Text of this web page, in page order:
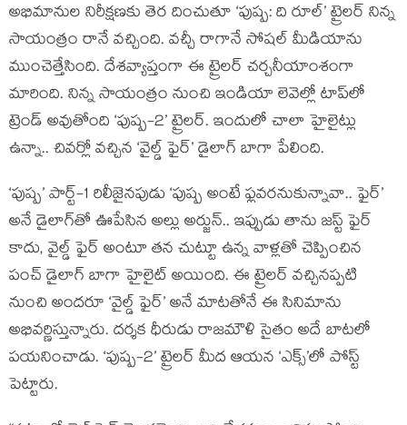
అభిమానుల నిరీక్షణకు తెర దించుతూ ‘పుష్ప: ది రూల్’ ట్రైలర్ నిన్న
సాయంత్రం రానే వచ్చింది. వచ్చీ రాగానే సోషల్ మీడియాను
ముంచెత్తేసింది. దేశవ్యాప్తంగా ఈ ట్రైలర్ చర్చనీయాంశంగా
మారింది. నిన్న సాయంత్రం నుంచి ఇండియా లెవెల్లో టాప్‌లో
ట్రెండ్ అవుతోంది ‘పుష్ప-2’ ట్రైలర్. ఇందులో చాలా హైలైట్లు
ఉన్నా.. చివర్లో వచ్చిన ‘వైల్డ్ ఫైర్’ డైలాగ్ బాగా పేలింది.
‘పుష్ప’ పార్ట్-1 రిలీజైనపుడు ‘పుష్ప అంటే ఫ్లవరనుకున్నావా.. ఫైర్’
అనే డైలాగ్‌తో ఊపేసిన అల్లు అర్జున్.. ఇప్పుడు తాను జస్ట్ ఫైర్
కాదు, వైల్డ్ ఫైర్ అంటూ తన చుట్టూ ఉన్న వాళ్లతో చెప్పించిన
పంచ్ డైలాగ్ బాగా హైలైట్ అయింది. ఈ ట్రైలర్ వచ్చినప్పటి
నుంచి అందరూ ‘వైల్డ్ ఫైర్’ అనే మాటతోనే ఈ సినిమాను
అభివర్ణిస్తున్నారు. దర్శక ధీరుడు రాజమౌళి సైతం అదే బాటలో
పయనించాడు. ‘పుష్ప-2’ ట్రైలర్ మీద ఆయన ‘ఎక్స్’లో పోస్ట్
పెట్టారు.